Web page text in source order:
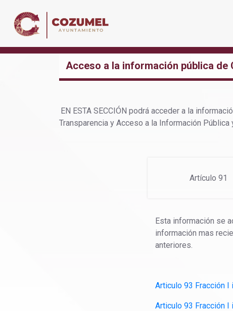
Acceso a la información pública de
EN ESTA SECCIÓN podrá acceder a la
Transparencia y Acceso a la Información
Artículo 91
Esta información se
información mas
anteriores.
Articulo 93 Fracción I
Articulo 93 Fracción I